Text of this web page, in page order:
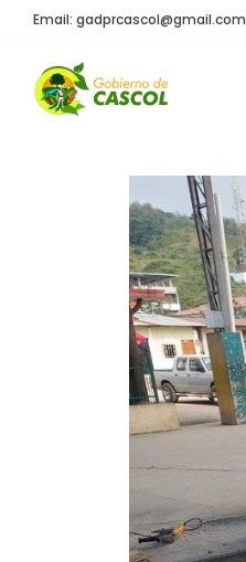
Email: gadprcascol@gmail.com